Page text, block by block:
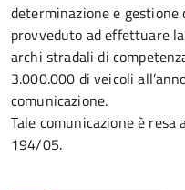
determinazione e gestione
provveduto ad effettuare
archi stradali di
3.000.000 di veicoli
comunicazione.
Tale comunicazione è resa
194/05.